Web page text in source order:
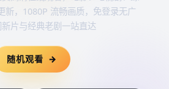
新，1080P 流畅画质，免登录无广
片与经典老剧一站直达
随机观看